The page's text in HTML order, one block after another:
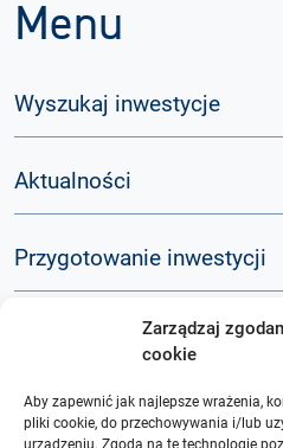
Zarządzaj
cookie
Aby zapewnić jak najlepsze wrażenia,
pliki cookie, do przechowywania i/lub
urządzeniu. Zgoda na te technologie
Menu
Wyszukaj inwestycje
Aktualności
Przygotowanie inwestycji
Komunikacja społeczna
Baza wiedzy